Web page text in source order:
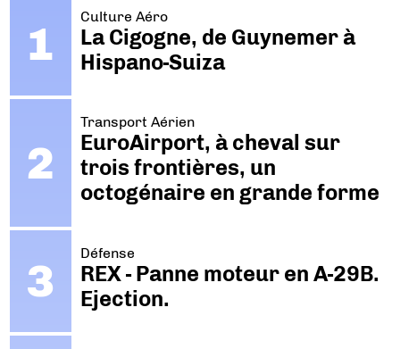
Culture Aéro
La Cigogne, de Guynemer à
Hispano-Suiza
Transport Aérien
EuroAirport, à cheval sur
trois frontières, un
octogénaire en grande forme
Défense
REX - Panne moteur en A-29B.
Ejection.